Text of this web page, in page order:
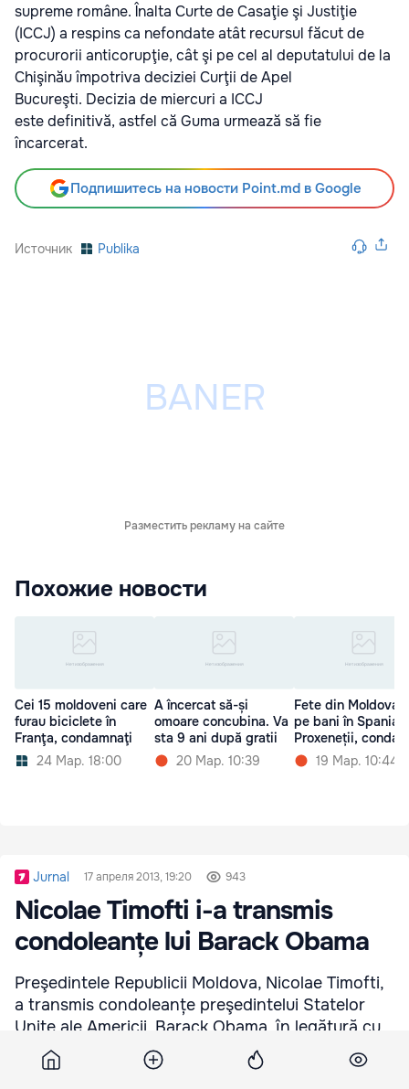
supreme române. Înalta Curte de Casaţie şi Justiţie
(ICCJ) a respins ca nefondate atât recursul făcut de
procurorii anticorupţie, cât şi pe cel al deputatului de la
Chişinău împotriva deciziei Curţii de Apel
Bucureşti. Decizia de miercuri a ICCJ
este definitivă, astfel că Guma urmează să fie
încarcerat.
Подпишитесь на новости Point.md в Google
Источник Publika
Разместить рекламу на сайте
Похожие новости
Cei 15 moldoveni care
furau biciclete în
Franţa, condamnaţi
24 Мар. 18:00
A încercat să-și
omoare concubina. Va
sta 9 ani după gratii
20 Мар. 10:39
Fete din Moldova,
pe bani în Spania.
Proxeneții,
19 Мар. 10:44
Jurnal 17 апреля 2013, 19:20 943
Nicolae Timofti i-a transmis
condoleanțe lui Barack Obama
Preşedintele Republicii Moldova, Nicolae Timofti,
a transmis condoleanțe preşedintelui Statelor
Unite ale Americii, Barack Obama, în legătură cu
tragicul eveniment din Boston.